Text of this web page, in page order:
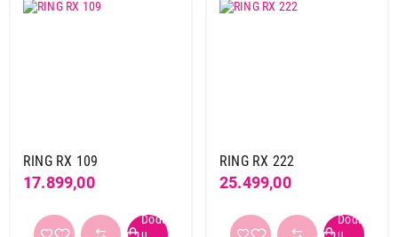
RING RX 109
17.899,00
RING RX 222
25.499,00